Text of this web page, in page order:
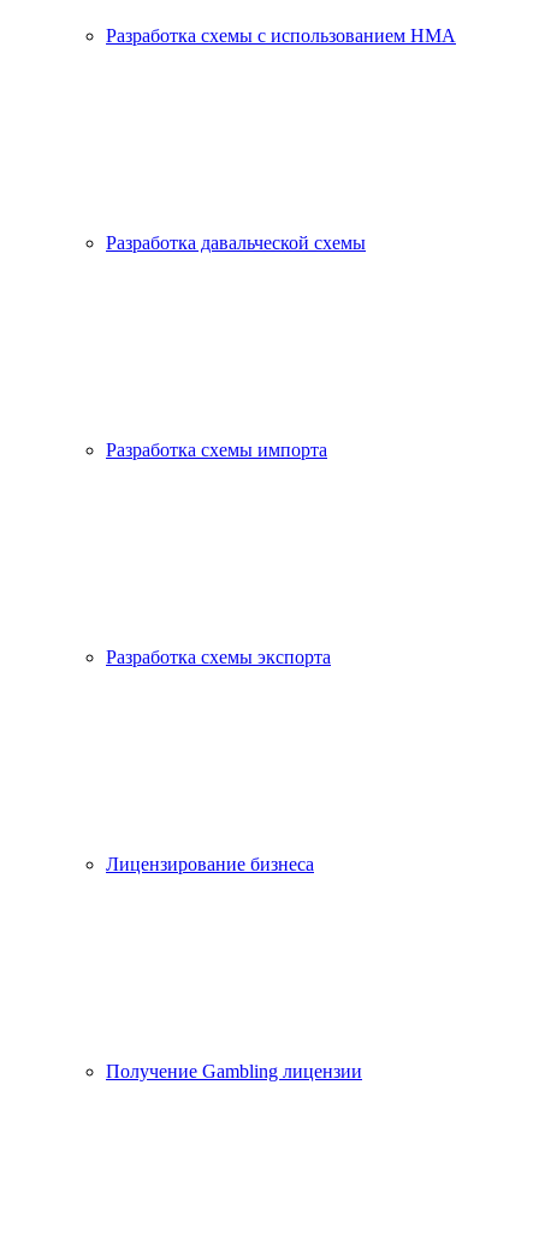
Разработка схемы с использованием HMA
Разработка давальческой схемы
Разработка схемы импорта
Разработка схемы экспорта
Лицензирование бизнеса
Получение Gambling лицензии